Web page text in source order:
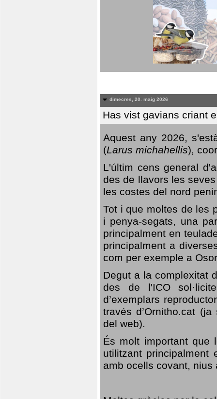
dimecres, 20. maig 2026
Has vist gavians criant
Aquest any 2026,
(Larus michahellis),
L'últim cens general
des de llavors les
les costes del nord
Tot i que moltes de les
i penya-segats, una
principalment en
principalment a
com per exemple a
Degut a la complexitat
des de l'ICO
d’exemplars
través d’Ornitho.cat
del web).
És molt important que
utilitzant
amb ocells covant,